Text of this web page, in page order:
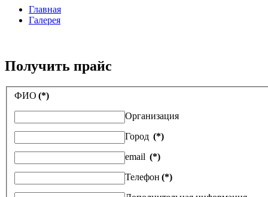
Главная
Галерея
Получить прайс
ФИО (*)
Организация
Город (*)
email (*)
Телефон (*)